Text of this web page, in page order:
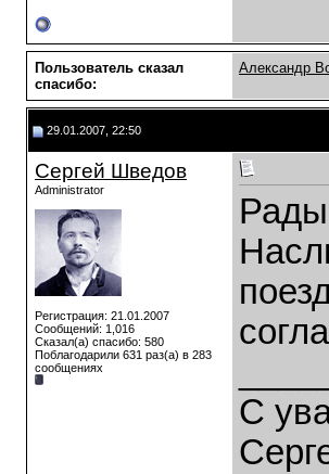
Пользователь сказал
cпасибо:
Александр
29.01.2007, 22:50
Сергей Шведов
Administrator
Регистрация: 21.01.2007
Сообщений: 1,016
Сказал(а) спасибо: 580
Поблагодарили 631 раз(а) в 283
сообщениях
Рады
C